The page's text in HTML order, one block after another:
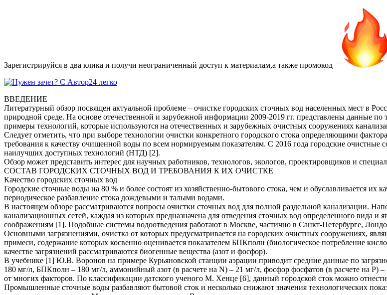
Зарегистрируйся в два клика и получи неограниченный доступ к материалам,а также промокод
ВВЕДЕНИЕ
Литературный обзор посвящен актуальной проблеме – очистке городских сточных вод населенных мест в
природной среде. На основе отечественной и зарубежной информации 2009-2019 гг. представлены данные по
примеры технологий, которые используются на отечественных и зарубежных очистных сооружениях
Следует отметить, что при выборе технологии очистки конкретного городского стока определяющими
требования к качеству очищенной воды по всем нормируемым показателям. С 2016 года городские
наилучших доступных технологий (НТД) [2].
Обзор может представить интерес для научных работников, технологов, экологов, проектировщиков и
СОСТАВ ГОРОДСКИХ СТОЧНЫХ ВОД И ТРЕБОВАНИЯ К ИХ ОЧИСТКЕ
Качество городских сточных вод
Городские сточные воды на 80 % и более состоят из хозяйственно-бытового стока, чем и обуславливается
периодическое разбавление стока дождевыми и талыми водами.
В настоящем обзоре рассматриваются вопросы очистки сточных вод для полной раздельной канализации.
канализационных сетей, каждая из которых предназначена для отведения сточных вод определенного вида и
соображениям [1]. Подобные системы водоотведения работают в Москве, частично в Санкт-Петербурге,
Основными загрязнениями, очистка от которых предусматривается на городских очистных сооружениях,
примеси, содержание которых косвенно оценивается показателем БПКполн (биологическое потребление
качестве загрязнений рассматриваются биогенные вещества (азот и фосфор).
В учебнике [1] Ю.В. Воронов на примере Курьяновской станции аэрации приводит средние данные по
180 мг/л, БПКполн – 180 мг/л, аммонийный азот (в расчете на N) – 21 мг/л, фосфор фосфатов (в расчете на
от многих факторов. По классификации датского ученого М. Хенце [6], данный городской сток можно отнести
Промышленные сточные воды разбавляют бытовой сток и несколько снижают значения технологических